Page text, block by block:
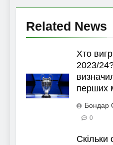
Related News
Хто
2023/
перших
Бондар
0
Скільки